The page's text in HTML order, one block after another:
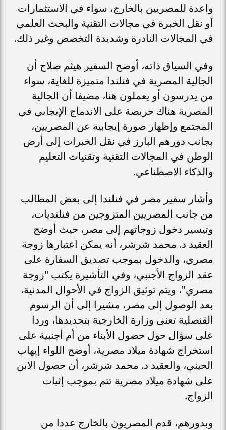
واعدة للمصريين بالخارج، سواء في الاستثمارات
أو نقل الخبرة في مجالات التقنية والبحث العلمي
في المجالات النادرة وشديدة التخصص وغير ذلك.
وفي السياق ذاته، أوضح السفير هيثم صلاح أن
الجالية المصرية في فنلندا متميزة للغاية، سواء
من يدرسون أو يعملون هنا، مضيفا أن الجالية
المصرية هناك حريصة على الاندماج الإيجابي في
المجتمع وإظهار صورة إيجابية عن المصريين،
بجانب دورهم البارز في نقل الخبرات إلى أرض
الوطن في المجالات التقنية وتقنيات التعليم
والذكاء الاصطناعي.
وأشار سفير مصر في فنلندا إلى بعض المطالب
من جانب المصريين المتزوجين من فنلنديات،
وتيسير دخول زوجاتهم إلى مصر، حيث أوضح
العقيد د. محمد شرشر، أنه يمكن اعتبارها زوجة
مصري، والدخول بموجب تصديق السفارة على
عقد الزواج الأجنبي، وفي التأشيرة يكتب "زوجة
مصري"، ويتم توثيق الزواج في الأحوال المدنية،
بعد الوصول إلى مصر، مشيرا إلى أن الرسوم
القنصلية تعنى وزارة الخارجية بتحديدها، وردا
على سؤال حول حصول الأبناء من أم أجنبية على
استخراج شهادة ميلاد مصرية، أوضح اللواء إيهاب
الحيني، والعقيد د. محمد شرشر، أن حصول الابن
على شهادة ميلاد مصرية تتم بموجب إثبات
الزواج.
وبدورهم، قدم المصريون بالخارج عددا من